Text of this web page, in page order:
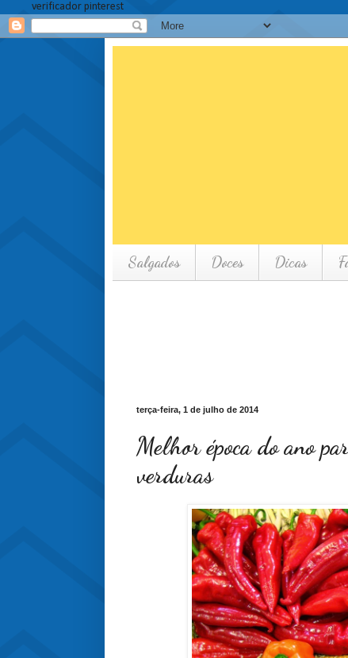
verificador pinterest
Salgados Doces Dicas
terça-feira, 1 de julho de 2014
Melhor época do ano
verduras